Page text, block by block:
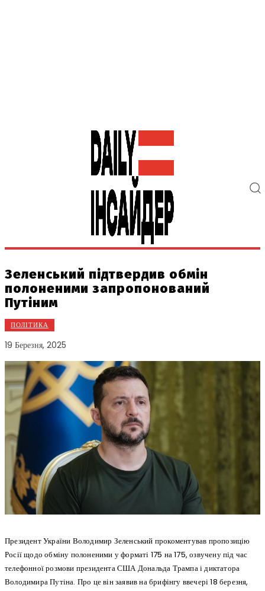
Зеленський підтвердив обмін
полоненими запропонований
Путіним
ПОЛІТИКА
19 Березня, 2025
Президент України Володимир Зеленський прокоментував пропозицію
Росії щодо обміну полоненими у форматі 175 на 175, озвучену під час
телефонної розмови президента США Дональда Трампа і диктатора
Володимира Путіна. Про це він заявив на брифінгу ввечері 18 березня,